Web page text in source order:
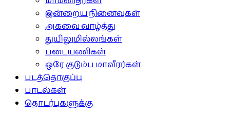
இன்றைய நினைவுகள்
அகவை வாழ்த்து
துயிலுமில்லங்கள்
படையணிகள்
ஒரே குடும்ப மாவீரர்கள்
படத்தொகுப்பு
பாடல்கள்
தொடர்புகளுக்கு